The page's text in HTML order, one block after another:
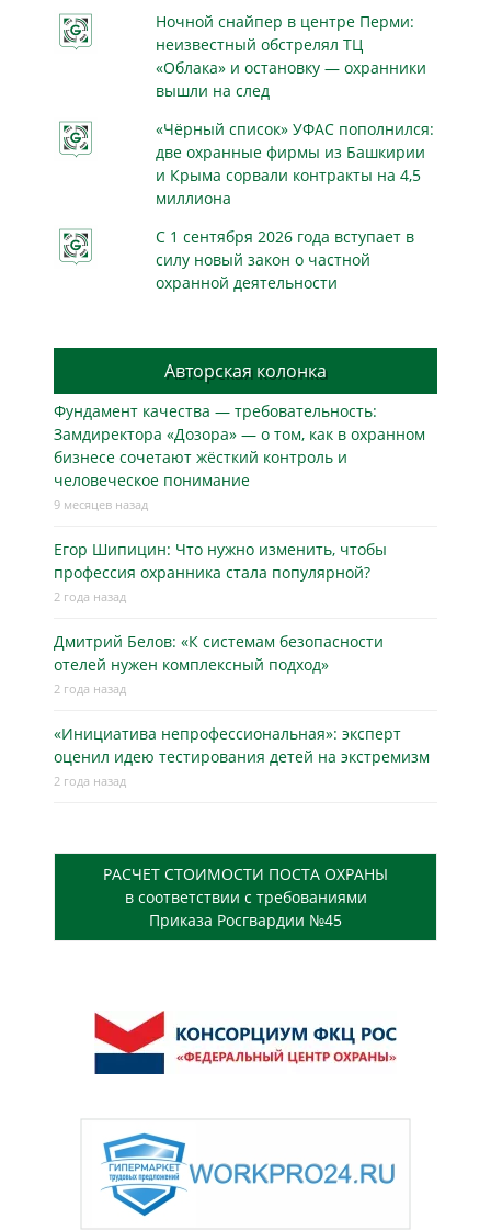
Ночной снайпер в центре Перми:
неизвестный обстрелял ТЦ
«Облака» и остановку — охранники
вышли на след
«Чёрный список» УФАС пополнился:
две охранные фирмы из Башкирии
и Крыма сорвали контракты на 4,5
миллиона
С 1 сентября 2026 года вступает в
силу новый закон о частной
охранной деятельности
Авторская колонка
Фундамент качества — требовательность:
Замдиректора «Дозора» — о том, как в охранном
бизнесe сочетают жёсткий контроль и
человеческое понимание
9 месяцев назад
Егор Шипицин: Что нужно изменить, чтобы
профессия охранника стала популярной?
2 года назад
Дмитрий Белов: «К системам безопасности
отелей нужен комплексный подход»
2 года назад
«Инициатива непрофессиональная»: эксперт
оценил идею тестирования детей на экстремизм
2 года назад
РАСЧЕТ СТОИМОСТИ ПОСТА ОХРАНЫ
в соответствии с требованиями
Приказа Росгвардии №45